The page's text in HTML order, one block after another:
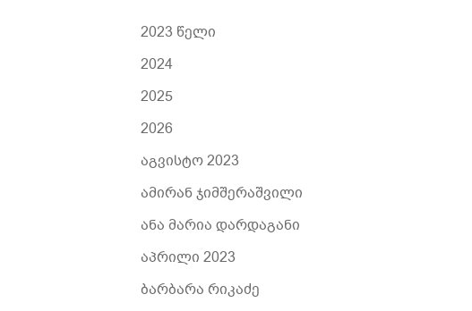
2023 წელი
2024
2025
2026
აგვისტო 2023
ამირან ჯიმშერაშვილი
ანა მარია დარდაგანი
აპრილი 2023
ბარბარა რიკაძე